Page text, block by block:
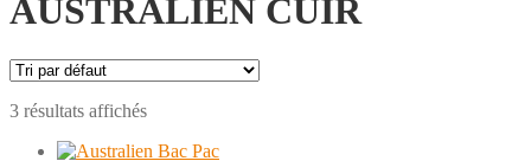
AUSTRALIEN CUIR
3 résultats affichés